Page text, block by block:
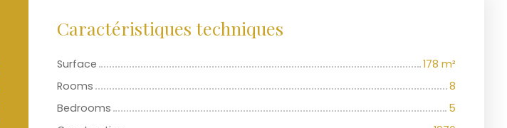
Caractéristiques techniques
Surface 178 m²
Rooms
8
Bedrooms
5